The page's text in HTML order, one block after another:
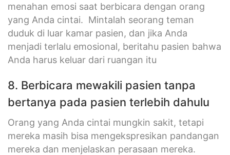
menahan emosi saat berbicara dengan orang
yang Anda cintai. Mintalah seorang teman
duduk di luar kamar pasien, dan jika Anda
menjadi terlalu emosional, beritahu pasien bahwa
Anda harus keluar dari ruangan itu
8. Berbicara mewakili pasien tanpa
bertanya pada pasien terlebih dahulu
Orang yang Anda cintai mungkin sakit, tetapi
mereka masih bisa mengekspresikan pandangan
mereka dan menjelaskan perasaan mereka.